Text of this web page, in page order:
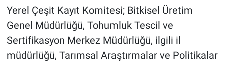
Yerel Çeşit Kayıt Komitesi; Bitkisel Üretim
Genel Müdürlüğü, Tohumluk Tescil ve
Sertifikasyon Merkez Müdürlüğü, ilgili il
müdürlüğü, Tarımsal Araştırmalar ve Politikalar